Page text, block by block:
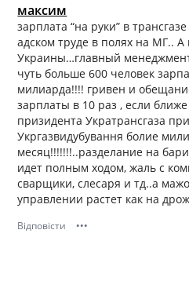
максим
зарплата “на руки” в
адском труде в полях на МГ.. А
Украины…главный
чуть больше 600 человек
милиарда!!!! гривен и
зарплаты в 10 раз , если
призидента Укратрансгаза
Укргазвидубування болие
месяц!!!!!!!..разделание на
идет полным ходом, жаль с
сварщики, слесаря и тд..а
управлении растет как на
Відповісти •••